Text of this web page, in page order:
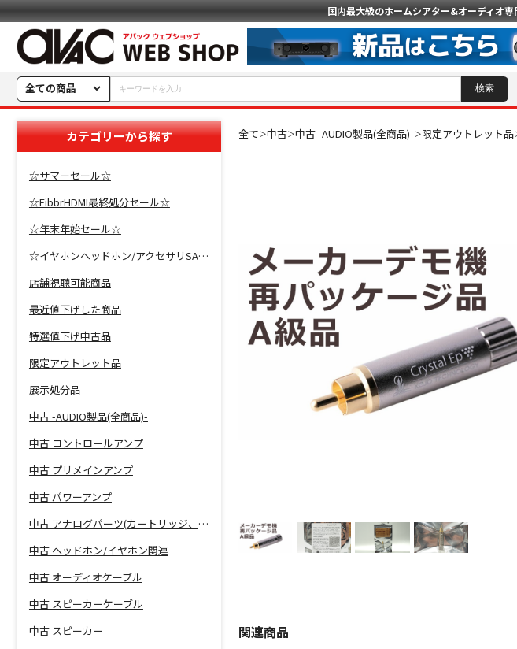
国内最大級のホームシアター&オーディオ専
全ての商品
カテゴリーから探す
☆サマーセール☆
☆FibbrHDMI最終処分セール☆
☆年末年始セール☆
☆イヤホンヘッドホン/アクセサリSALE☆
店舗視聴可能商品
最近値下げした商品
特選値下げ中古品
限定アウトレット品
展示処分品
中古 -AUDIO製品(全商品)-
中古 コントロールアンプ
中古 プリメインアンプ
中古 パワーアンプ
中古 アナログパーツ(カートリッジ、シェル等)
中古 ヘッドホン/イヤホン関連
中古 オーディオケーブル
中古 スピーカーケーブル
中古 スピーカー
全て＞中古＞中古 -AUDIO製品(全商品)-＞限定アウトレット品
関連商品